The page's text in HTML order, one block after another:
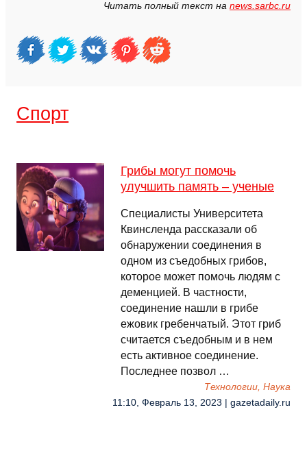
Читать полный текст на news.sarbc.ru
Спорт
Грибы могут помочь
улучшить память – ученые
Специалисты Университета
Квинсленда рассказали об
обнаружении соединения в
одном из съедобных грибов,
которое может помочь людям с
деменцией. В частности,
соединение нашли в грибе
ежовик гребенчатый. Этот гриб
считается съедобным и в нем
есть активное соединение.
Последнее позвол …
Технологии, Наука
11:10, Февраль 13, 2023 | gazetadaily.ru